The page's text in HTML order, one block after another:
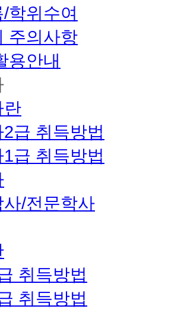
학위수여
주의사항
용안내
란
급 취득방법
급 취득방법
/전문학사
취득방법
취득방법